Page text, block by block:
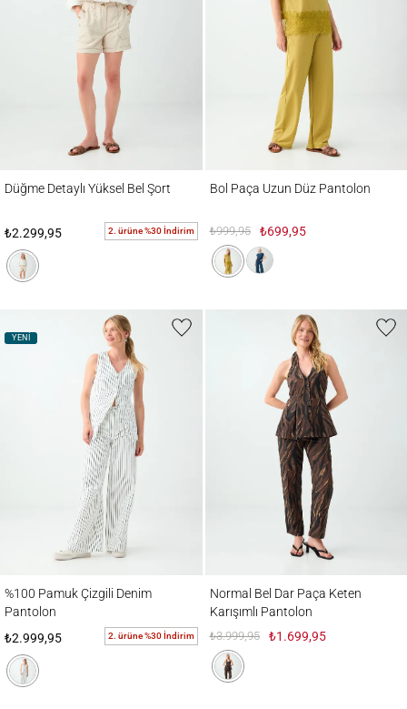
Düğme Detaylı Yüksel Bel Şort
₺2.299,95 2. ürüne %30 İndirim
Bol Paça Uzun Düz Pantolon
₺999,95 ₺699,95
YENİ
%100 Pamuk Çizgili Denim
Pantolon
₺2.999,95
2. ürüne %30 İndirim
Normal Bel Dar Paça Keten
Karışımlı Pantolon
₺3.999,95 ₺1.699,95